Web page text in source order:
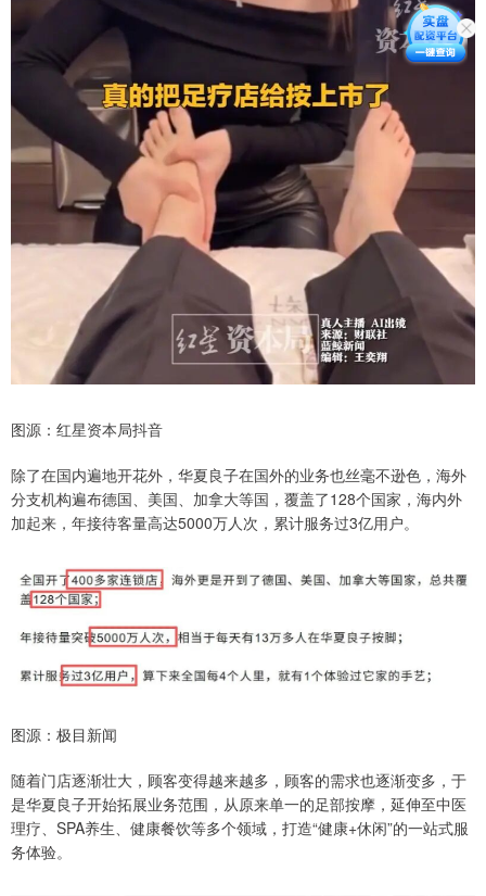
图源：红星资本局抖音
除了在国内遍地开花外，华夏良子在国外的业务也丝毫不逊色，海外
分支机构遍布德国、美国、加拿大等国，覆盖了128个国家，海内外
加起来，年接待客量高达5000万人次，累计服务过3亿用户。
图源：极目新闻
随着门店逐渐壮大，顾客变得越来越多，顾客的需求也逐渐变多，于
是华夏良子开始拓展业务范围，从原来单一的足部按摩，延伸至中医
理疗、SPA养生、健康餐饮等多个领域，打造“健康+休闲”的一站式服
务体验。